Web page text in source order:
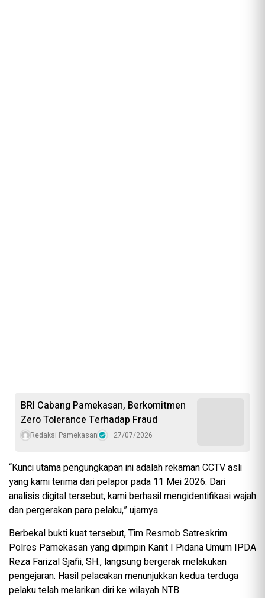
BRI Cabang Pamekasan, Berkomitmen
Zero Tolerance Terhadap Fraud
Redaksi Pamekasan 27/07/2026
“Kunci utama pengungkapan ini adalah rekaman CCTV asli
yang kami terima dari pelapor pada 11 Mei 2026. Dari
analisis digital tersebut, kami berhasil mengidentifikasi wajah
dan pergerakan para pelaku,” ujarnya.
Berbekal bukti kuat tersebut, Tim Resmob Satreskrim
Polres Pamekasan yang dipimpin Kanit I Pidana Umum IPDA
Reza Farizal Sjafii, SH., langsung bergerak melakukan
pengejaran. Hasil pelacakan menunjukkan kedua terduga
pelaku telah melarikan diri ke wilayah NTB.